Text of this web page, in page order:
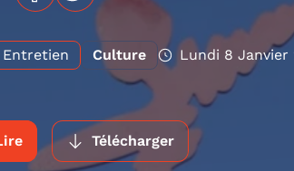
Entretien Culture Lundi 8 Janvier
Télécharger